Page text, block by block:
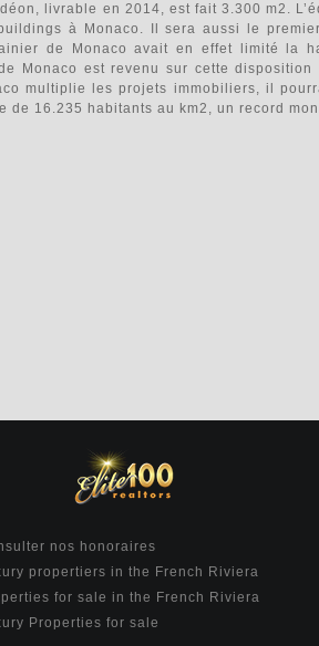
livrable en 2014, est fait 3.300 m2.
à Monaco. Il sera aussi le
de Monaco avait en effet limité la
Monaco est revenu sur cette
multiplie les projets immobiliers, il
de 16.235 habitants au km2, un record
nos honoraires
propertiers in the French Riviera
for sale in the French Riviera
Properties for sale